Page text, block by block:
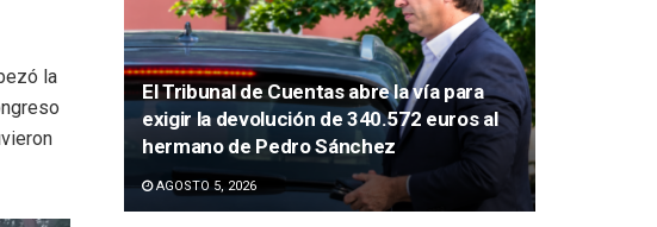
la
El Tribunal de Cuentas abre la vía para
exigir la devolución de 340.572 euros al
hermano de Pedro Sánchez
AGOSTO 5, 2026